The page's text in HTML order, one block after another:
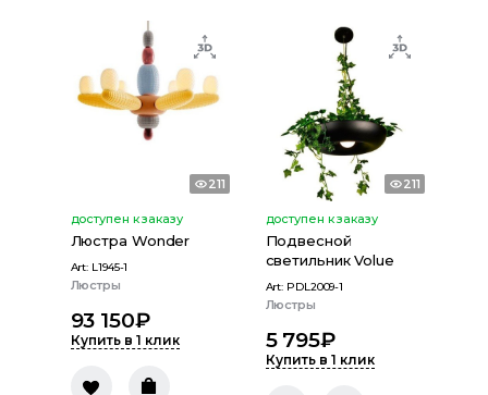
211
доступен к заказу
Люстра Wonder
Art: L1945-1
Люстры
93 150₽
Купить в 1 клик
211
доступен к заказу
Подвесной
светильник Volue
Art: PDL2009-1
Люстры
5 795₽
Купить в 1 клик